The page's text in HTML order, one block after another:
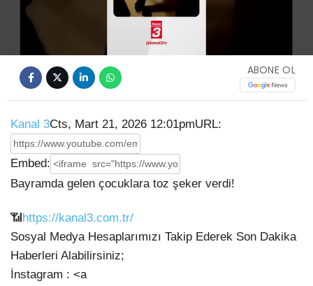
Video
ABONE OL
Kanal 3Cts, Mart 21, 2026 12:01pmURL:
Embed:
Bayramda gelen çocuklara toz şeker verdi!
📶https://kanal3.com.tr/
Sosyal Medya Hesaplarımızı Takip Ederek Son Dakika
Haberleri Alabilirsiniz;
İnstagram : <a